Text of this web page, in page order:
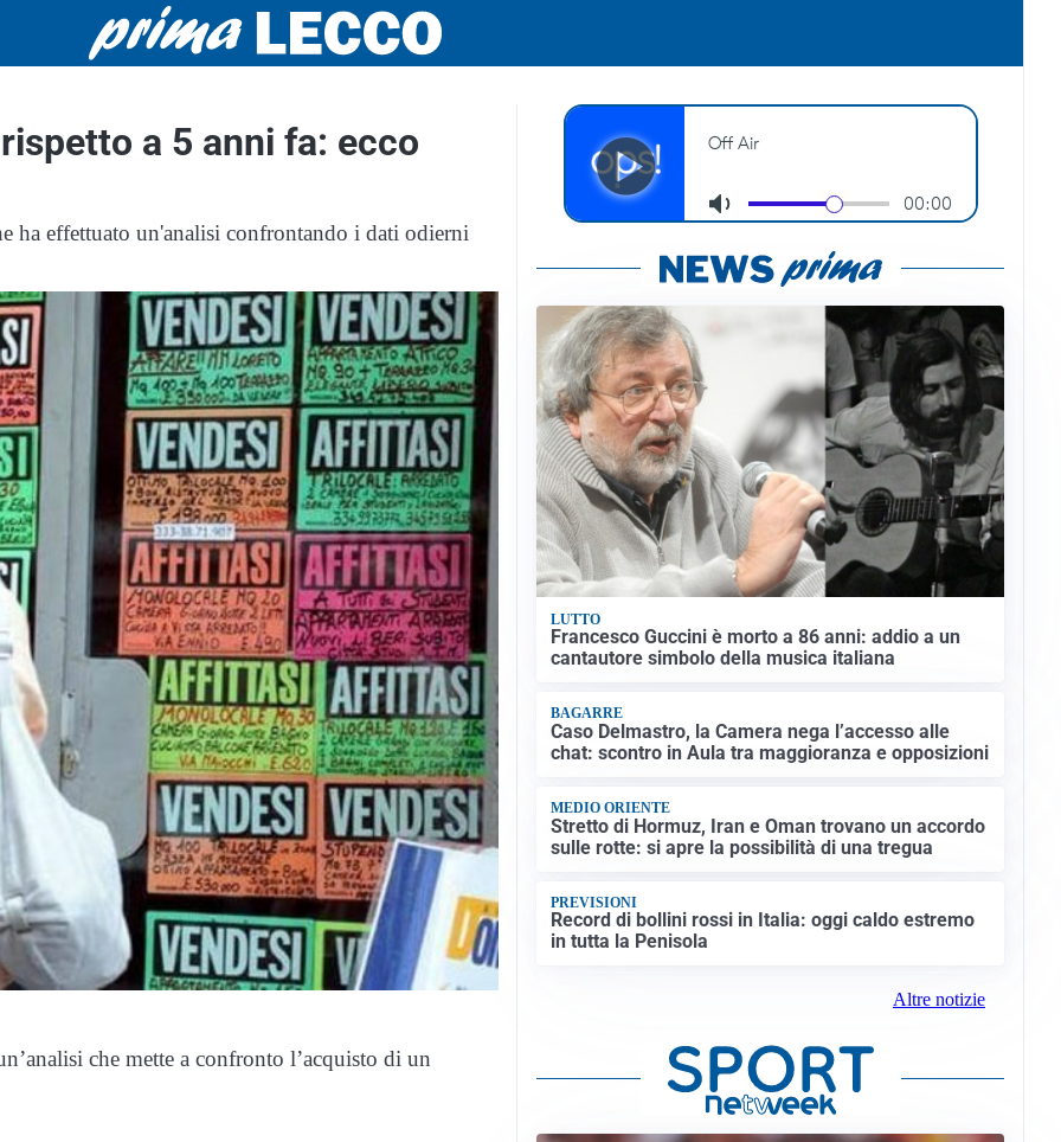
a 5 anni fa: ecco
ha effettuato un'analisi confrontando i dati odierni
che mette a confronto l’acquisto di un
LUTTO
Francesco Guccini è morto a 86 anni: addio a un
cantautore simbolo della musica italiana
BAGARRE
Caso Delmastro, la Camera nega l’accesso alle
chat: scontro in Aula tra maggioranza e opposizioni
MEDIO ORIENTE
Stretto di Hormuz, Iran e Oman trovano un accordo
sulle rotte: si apre la possibilità di una tregua
PREVISIONI
Record di bollini rossi in Italia: oggi caldo estremo
in tutta la Penisola
Altre notizie